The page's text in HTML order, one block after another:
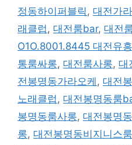
정동하이퍼블릭, 대전가
래클럽, 대전룸bar, 대전
O1O.8001.8445 대전유
통룸싸롱, 대전룸사롱, 대
전봉명동가라오케 , 대전
노래클럽, 대전봉명동룸
봉명동룸사롱, 대전봉명
롱, 대전봉명동비지니스룸